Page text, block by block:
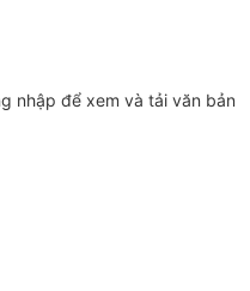
nhập để xem và tải văn bản